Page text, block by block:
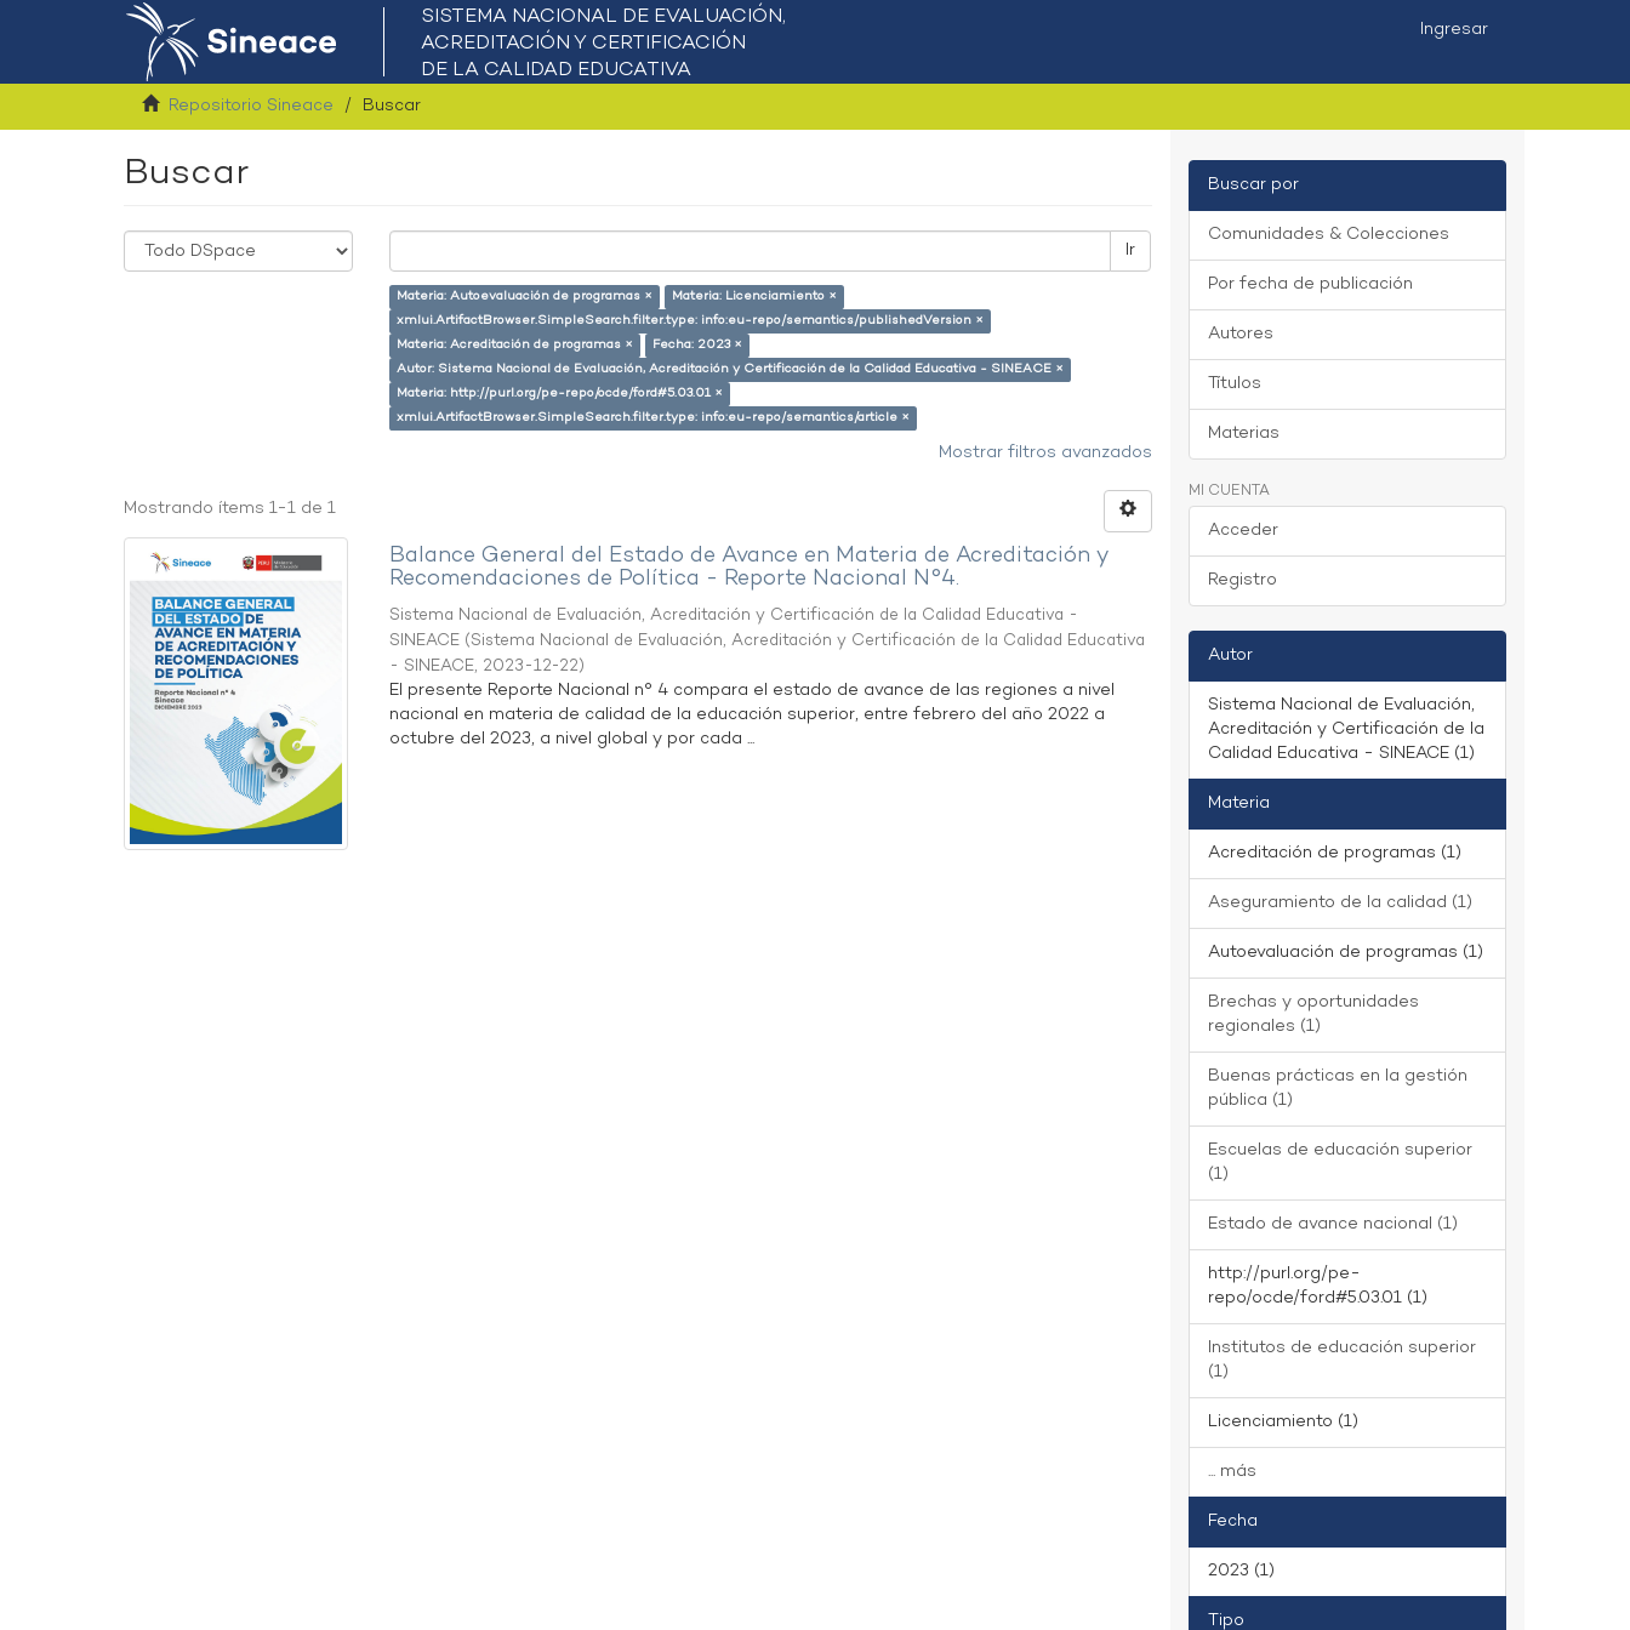
Ingresar
Repositorio Sineace Buscar
Buscar
Ir
Materia: Autoevaluación de programas ×
Materia: Licenciamiento ×
xmlui.ArtifactBrowser.SimpleSearch.filter.type: info:eu-repo/semantics/publishedVersion ×
Materia: Acreditación de programas ×
Fecha: 2023 ×
Autor: Sistema Nacional de Evaluación, Acreditación y Certificación de la Calidad Educativa - SINEACE ×
Materia: http://purl.org/pe-repo/ocde/ford#5.03.01 ×
xmlui.ArtifactBrowser.SimpleSearch.filter.type: info:eu-repo/semantics/article ×
Mostrar filtros avanzados
Mostrando ítems 1-1 de 1
Balance General del Estado de Avance en Materia de Acreditación y
Recomendaciones de Política - Reporte Nacional N°4.
Sistema Nacional de Evaluación, Acreditación y Certificación de la Calidad Educativa -
SINEACE (Sistema Nacional de Evaluación, Acreditación y Certificación de la Calidad Educativa
- SINEACE, 2023-12-22)
El presente Reporte Nacional n° 4 compara el estado de avance de las regiones a nivel
nacional en materia de calidad de la educación superior, entre febrero del año 2022 a
octubre del 2023, a nivel global y por cada ...
Buscar por
Comunidades & Colecciones
Por fecha de publicación
Autores
Títulos
Materias
MI CUENTA
Acceder
Registro
Autor
Sistema Nacional de Evaluación,
Acreditación y Certificación de la
Calidad Educativa - SINEACE (1)
Materia
Acreditación de programas (1)
Aseguramiento de la calidad (1)
Autoevaluación de programas (1)
Brechas y oportunidades
regionales (1)
Buenas prácticas en la gestión
pública (1)
Escuelas de educación superior
(1)
Estado de avance nacional (1)
http://purl.org/pe-
repo/ocde/ford#5.03.01 (1)
Institutos de educación superior
(1)
Licenciamiento (1)
... más
Fecha
2023 (1)
Tipo